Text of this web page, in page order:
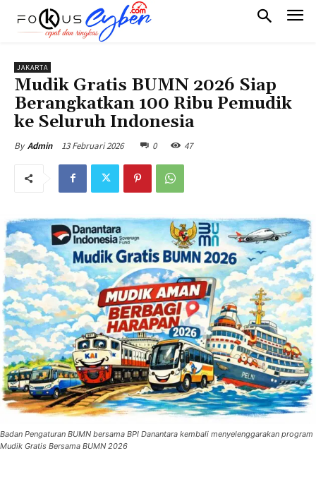
JAKARTA
Mudik Gratis BUMN 2026 Siap
Berangkatkan 100 Ribu Pemudik
ke Seluruh Indonesia
By Admin 13 Februari 2026 0 47
Badan Pengaturan BUMN bersama BPI Danantara kembali menyelenggarakan program
Mudik Gratis Bersama BUMN 2026